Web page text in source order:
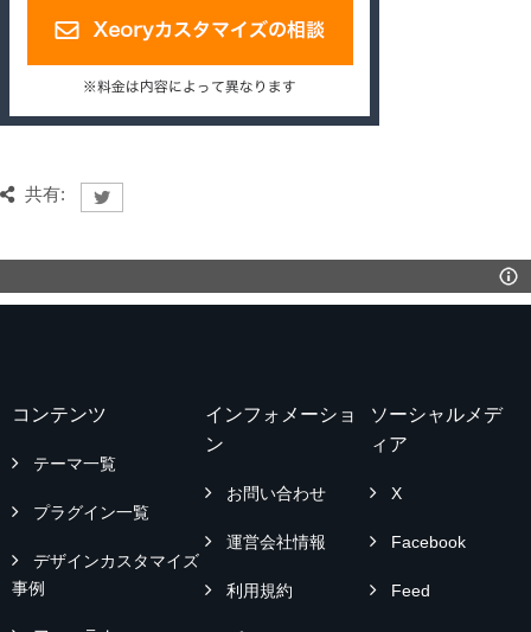
共有:
コンテンツ
テーマ一覧
プラグイン一覧
デザインカスタマイズ
事例
インフォメーショ
ン
お問い合わせ
運営会社情報
利用規約
ソーシャルメデ
ィア
X
Facebook
Feed